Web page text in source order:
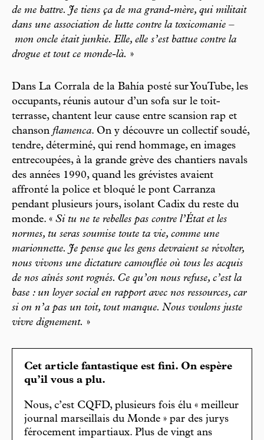
de me battre. Je tiens ça de ma grand-mère, qui militait
dans une association de lutte contre la toxicomanie –
mon oncle était junkie. Elle, elle s’est battue contre la
drogue et tout ce monde-là. »
Dans La Corrala de la Bahía posté sur YouTube, les
occupants, réunis autour d’un sofa sur le toit-
terrasse, chantent leur cause entre scansion rap et
chanson flamenca. On y découvre un collectif soudé,
tendre, déterminé, qui rend hommage, en images
entrecoupées, à la grande grève des chantiers navals
des années 1990, quand les grévistes avaient
affronté la police et bloqué le pont Carranza
pendant plusieurs jours, isolant Cadix du reste du
monde. « Si tu ne te rebelles pas contre l’État et les
normes, tu seras soumise toute ta vie, comme une
marionnette. Je pense que les gens devraient se révolter,
nous vivons une dictature camouflée où tous les acquis
de nos aînés sont rognés. Ce qu’on nous refuse, c’est la
base : un loyer social en rapport avec nos ressources, car
si on n’a pas un toit, tout manque. Nous voulons juste
vivre dignement. »
Cet article fantastique est fini. On espère
qu’il vous a plu.
Nous, c’est CQFD, plusieurs fois élu « meilleur
journal marseillais du Monde » par des jurys
férocement impartiaux. Plus de vingt ans